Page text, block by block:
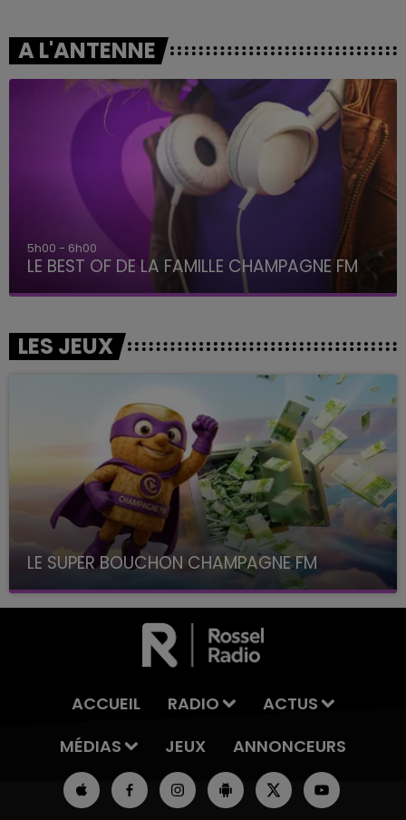
A L'ANTENNE
5h00 - 6h00
LE BEST OF DE LA FAMILLE CHAMPAGNE FM
LES JEUX
LE SUPER BOUCHON CHAMPAGNE FM
avec La Famille Champagne FM, à 8H10
ACCUEIL RADIO
ACTUS
MÉDIAS
JEUX ANNONCEURS